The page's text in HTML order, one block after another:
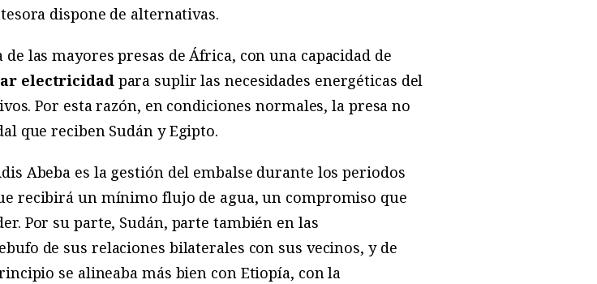
dispone de alternativas.
las mayores presas de África, con una capacidad de
electricidadpara suplir las necesidades energéticas del
Por esta razón, en condiciones normales, la presa no
que reciben Sudán y Egipto.
Abeba es la gestión del embalse durante los periodos
recibirá un mínimo flujo de agua, un compromiso que
Por su parte, Sudán, parte también en las
de sus relaciones bilaterales con sus vecinos, y de
se alineaba más bien con Etiopía, con la